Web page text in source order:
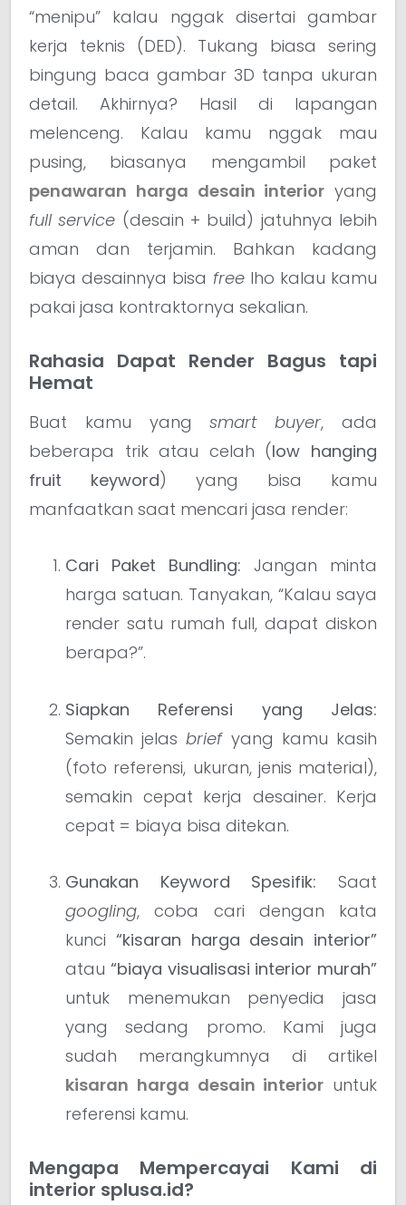
“menipu” kalau nggak disertai gambar
kerja teknis (DED). Tukang biasa sering
bingung baca gambar 3D tanpa ukuran
detail. Akhirnya? Hasil di lapangan
melenceng. Kalau kamu nggak mau
pusing, biasanya mengambil paket
penawaran harga desain interior yang
full service (desain + build) jatuhnya lebih
aman dan terjamin. Bahkan kadang
biaya desainnya bisa freelho kalau kamu
pakai jasa kontraktornya sekalian.
Rahasia Dapat Render Bagus tapi
Hemat
Buat kamu yangsmart buyer, ada
beberapa trik atau celah (low hanging
fruit keyword) yang bisa kamu
manfaatkan saat mencari jasa render:
Cari Paket Bundling: Jangan minta
harga satuan. Tanyakan, “Kalau saya
render satu rumah full, dapat diskon
berapa?”.
Siapkan Referensi yang Jelas:
Semakin jelasbriefyang kamu kasih
(foto referensi, ukuran, jenis material),
semakin cepat kerja desainer. Kerja
cepat = biaya bisa ditekan.
Gunakan Keyword Spesifik: Saat
googling, coba cari dengan kata
kunci “kisaran harga desain interior”
atau “biaya visualisasi interior murah”
untuk menemukan penyedia jasa
yang sedang promo. Kami juga
sudah merangkumnya di artikel
kisaran harga desain interior untuk
referensi kamu.
Mengapa Mempercayai Kami di
interior splusa.id?